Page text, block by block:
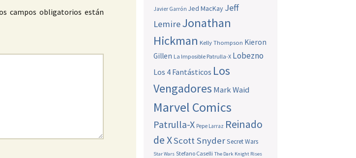
campos obligatorios están
Javier Garrón Jed MacKay Jeff
LemireJonathan
Hickman Kelly Thompson Kieron
Gillen La Imposible Patrulla-X Lobezno
Los 4 Fantásticos Los
Vengadores Mark Waid
Marvel Comics
Patrulla-X Pepe Larraz Reinado
de XScott SnyderSecret Wars
Star Wars Stefano Caselli The Dark Knight Rises